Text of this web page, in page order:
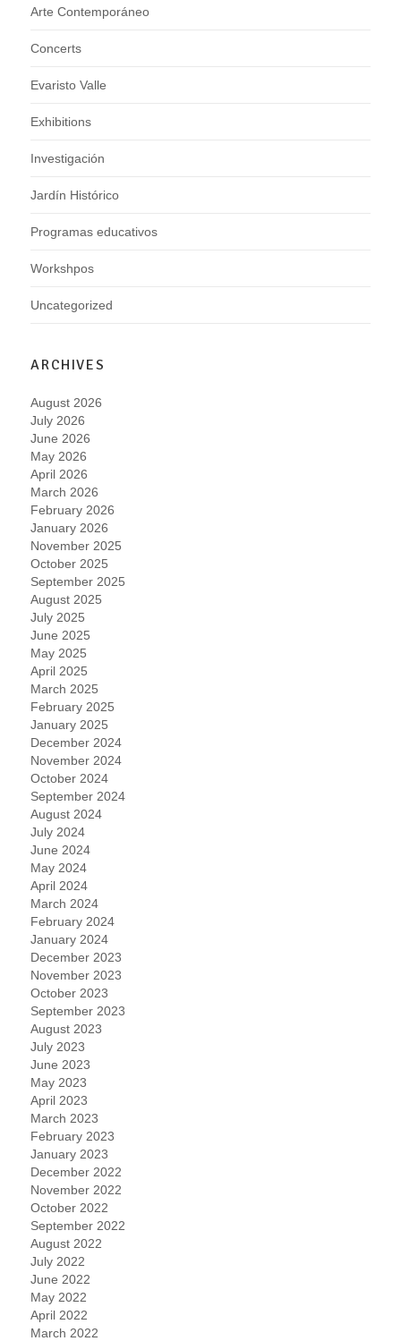
Arte Contemporáneo
Concerts
Evaristo Valle
Exhibitions
Investigación
Jardín Histórico
Programas educativos
Workshpos
Uncategorized
ARCHIVES
August 2026
July 2026
June 2026
May 2026
April 2026
March 2026
February 2026
January 2026
November 2025
October 2025
September 2025
August 2025
July 2025
June 2025
May 2025
April 2025
March 2025
February 2025
January 2025
December 2024
November 2024
October 2024
September 2024
August 2024
July 2024
June 2024
May 2024
April 2024
March 2024
February 2024
January 2024
December 2023
November 2023
October 2023
September 2023
August 2023
July 2023
June 2023
May 2023
April 2023
March 2023
February 2023
January 2023
December 2022
November 2022
October 2022
September 2022
August 2022
July 2022
June 2022
May 2022
April 2022
March 2022